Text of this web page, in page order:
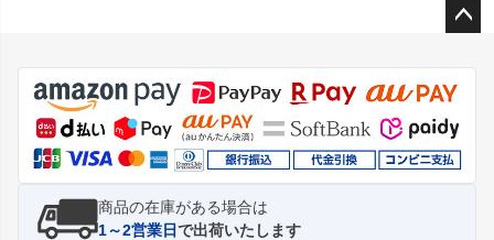
ジト
ップ
へ
商品の在庫がある場合は
1～2営業日で出荷いたします